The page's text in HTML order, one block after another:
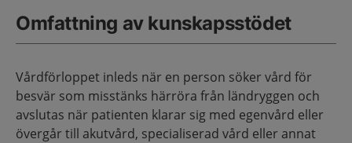
Omfattning av kunskapsstödet
Vårdförloppet inleds när en person söker vård för
besvär som misstänks härröra från ländryggen och
avslutas när patienten klarar sig med egenvård eller
övergår till akutvård, specialiserad vård eller annat